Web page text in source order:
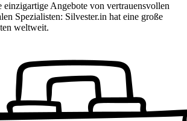
einzigartige Angebote von vertrauensvollen
Spezialisten: Silvester.in hat eine große
weltweit.